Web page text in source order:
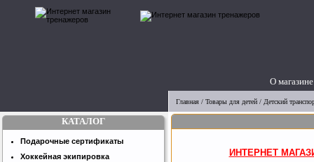
О магазине
Главная / Товары для детей / Детский
ИНТЕРНЕТ
КАТАЛОГ
Подарочные сертификаты
Хоккейная экипировка